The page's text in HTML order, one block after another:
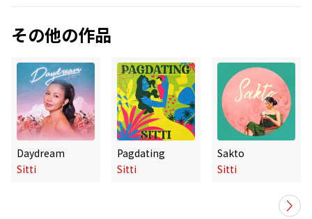
その他の作品
Daydream
Sitti
Pagdating
Sitti
Sakto
Sitti